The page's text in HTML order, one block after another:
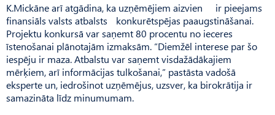
K.Mickāne arī atgādina, ka uzņēmējiem aizvien ir pieejams
finansiāls valsts atbalsts konkurētspējas paaugstināšanai.
Projektu konkursā var saņemt 80 procentu no ieceres
īstenošanai plānotajām izmaksām. “Diemžēl interese par šo
iespēju ir maza. Atbalstu var saņemt visdažādākajiem
mērķiem, arī informācijas tulkošanai,” pastāsta vadošā
eksperte un, iedrošinot uzņēmējus, uzsver, ka birokrātija ir
samazināta līdz minumumam.